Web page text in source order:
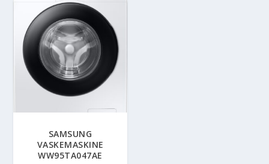
SAMSUNG
VASKEMASKINE
WW95TA047AE